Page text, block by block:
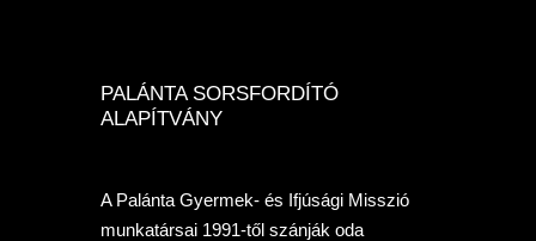
PALÁNTA SORSFORDÍTÓ
ALAPÍTVÁNY
A Palánta Gyermek- és Ifjúsági Misszió
munkatársai 1991-től szánják oda